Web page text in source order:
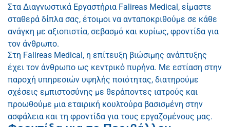
Στα Διαγνωστικά Εργαστήρια Falireas Medical, είμαστε
σταθερά δίπλα σας, έτοιμοι να ανταποκριθούμε σε κάθε
ανάγκη με αξιοπιστία, σεβασμό και κυρίως, φροντίδα για
τον άνθρωπο.
Στη Falireas Medical, η επίτευξη βιώσιμης ανάπτυξης
έχει τον άνθρωπο ως κεντρικό πυρήνα. Με εστίαση στην
παροχή υπηρεσιών υψηλής ποιότητας, διατηρούμε
σχέσεις εμπιστοσύνης με θεράποντες ιατρούς και
προωθούμε μια εταιρική κουλτούρα βασισμένη στην
ασφάλεια και τη φροντίδα για τους εργαζομένους μας.